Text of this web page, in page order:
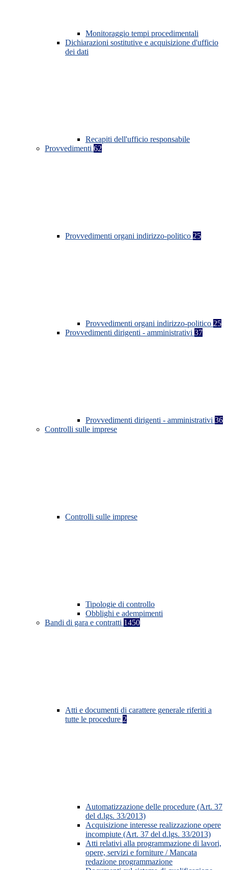
Monitoraggio tempi procedimentali
Dichiarazioni sostitutive e acquisizione d'ufficio
dei dati
Recapiti dell'ufficio responsabile
Provvedimenti 62
Provvedimenti organi indirizzo-politico 25
Provvedimenti organi indirizzo-politico 25
Provvedimenti dirigenti - amministrativi 37
Provvedimenti dirigenti - amministrativi 36
Controlli sulle imprese
Controlli sulle imprese
Tipologie di controllo
Obblighi e adempimenti
Bandi di gara e contratti 1450
Atti e documenti di carattere generale riferiti a
tutte le procedure 2
Automatizzazione delle procedure (Art. 37
del d.lgs. 33/2013)
Acquisizione interesse realizzazione opere
incompiute (Art. 37 del d.lgs. 33/2013)
Atti relativi alla programmazione di lavori,
opere, servizi e forniture / Mancata
redazione programmazione